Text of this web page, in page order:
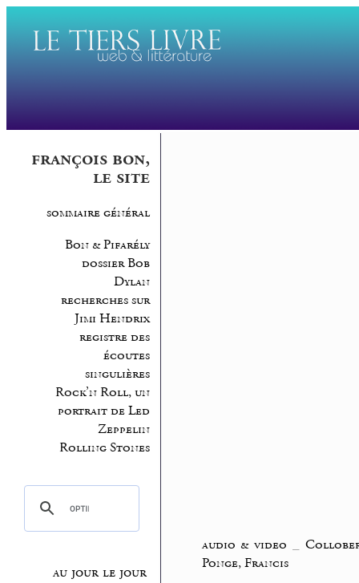
françois bon,
le site
sommaire général
Bon & Pifarély
dossier Bob
Dylan
recherches sur
Jimi Hendrix
registre des
écoutes
singulières
Rock’n Roll, un
portrait de Led
Zeppelin
Rolling Stones
au jour le jour
audio & video
Ponge, Francis